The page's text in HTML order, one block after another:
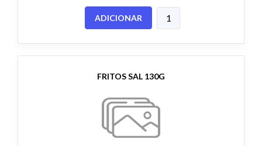
ADICIONAR
FRITOS SAL 130G